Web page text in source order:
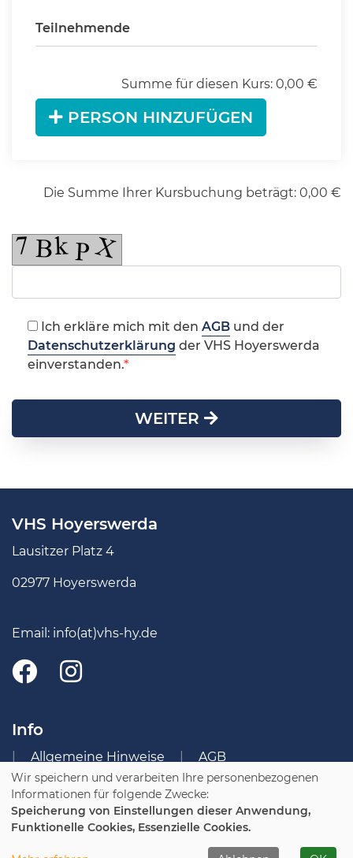
Teilnehmende
Summe für diesen Kurs: 0,00 €
PERSON HINZUFÜGEN
Die Summe Ihrer Kursbuchung beträgt: 0,00 €
Ich erkläre mich mit den AGB und der
Datenschutzerklärung der VHS Hoyerswerda
einverstanden.
WEITER
VHS Hoyerswerda
Lausitzer Platz 4
02977 Hoyerswerda
Email: info(at)vhs-hy.de
Info
Allgemeine Hinweise
AGB
Impressum
Datenschutzerklärung
Widerruf
Cookie Einstellungen
Wir speichern und verarbeiten Ihre personenbezogenen
Informationen für folgende Zwecke:
Speicherung von Einstellungen dieser Anwendung,
Funktionelle Cookies, Essenzielle Cookies.